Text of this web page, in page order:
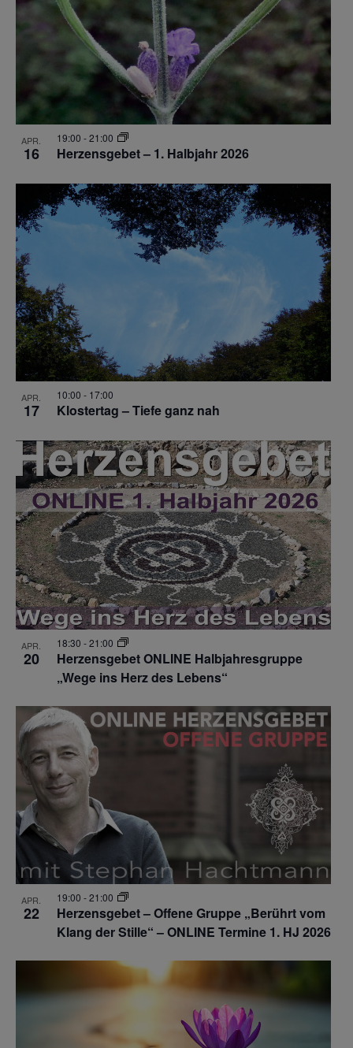
APR.
16 Herzensgebet – 1. Halbjahr 2026
19:00 -21:00
APR.
17 Klostertag – Tiefe ganz nah
10:00 - 17:00
APR.
20
Herzensgebet ONLINE Halbjahresgruppe
„Wege ins Herz des Lebens“
18:30 -21:00
APR.
22
Herzensgebet – Offene Gruppe „Berührt vom
Klang der Stille“ – ONLINE Termine 1. HJ 2026
19:00 -21:00